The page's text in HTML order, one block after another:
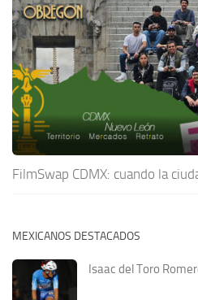
FilmSwap CDMX: cuando la
MEXICANOS DESTACADOS
Isaac del Toro